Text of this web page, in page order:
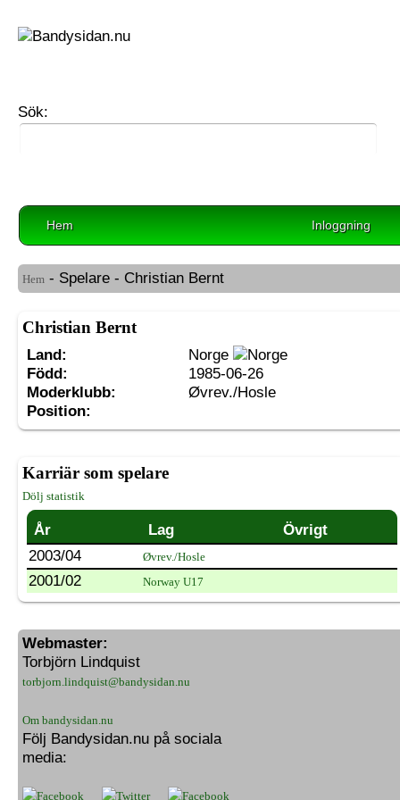
Sök:
Hem Inloggning
Hem - Spelare - Christian Bernt
Christian Bernt
Land:
Norge
Född:
1985-06-26
Moderklubb:
Øvrev./Hosle
Position:
Karriär som spelare
Dölj statistik
År Lag
Övrigt
2003/04
Øvrev./Hosle
2001/02 Norway U17
Webmaster:
Torbjörn Lindquist
torbjorn.lindquist@bandysidan.nu
Om bandysidan.nu
Följ Bandysidan.nu på sociala
media: